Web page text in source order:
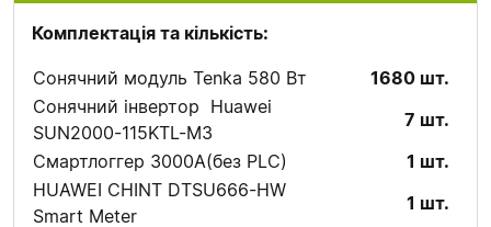
Комплектація та кількість:
Сонячний модуль Tenka 580 Вт
1680 шт.
Сонячний інвертор Huawei
SUN2000-115KTL-M3
7 шт.
Смартлоггер 3000А(без PLC)
1 шт.
HUAWEI CHINT DTSU666-HW
Smart Meter
1 шт.